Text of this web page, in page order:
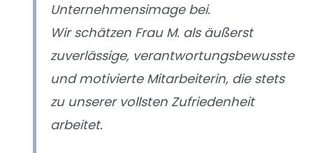
Unternehmensimage bei.
Wir schätzen Frau M. als äußerst
zuverlässige, verantwortungsbewusste
und motivierte Mitarbeiterin, die stets
zu unserer vollsten Zufriedenheit
arbeitet.